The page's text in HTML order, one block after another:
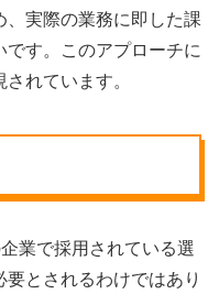
、実際の業務に即した課
です。このアプローチに
れています。
業で採用されている選
とされるわけではあり